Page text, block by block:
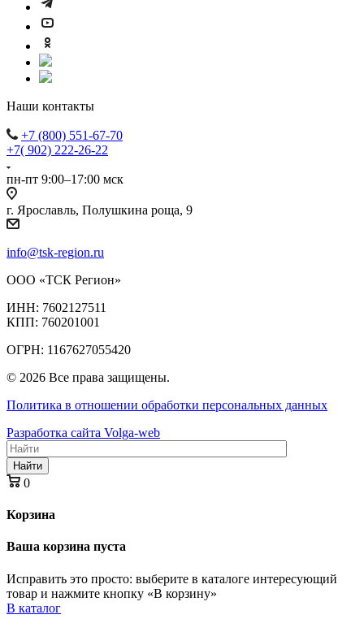
Наши контакты
+7 (800) 551-67-70
+7( 902) 222-26-22
пн-пт 9:00–17:00 мск
г. Ярославль, Полушкина роща, 9
info@tsk-region.ru
ООО «ТСК Регион»
ИНН: 7602127511
КПП: 760201001
ОГРН: 1167627055420
© 2026 Все права защищены.
Политика в отношении обработки персональных данных
Разработка сайта Volga-web
Найти
0
Корзина
Ваша корзина пуста
Исправить это просто: выберите в каталоге интересующий
товар и нажмите кнопку «В корзину»
В каталог